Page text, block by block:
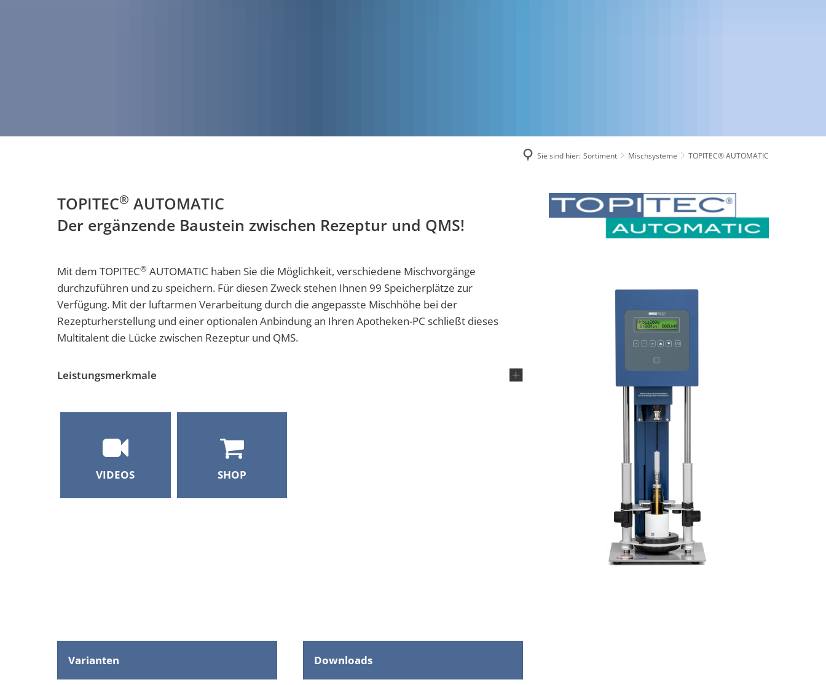
Sie sind hier: Sortiment Mischsysteme TOPITEC® AUTOMATIC
TOPITEC®
AUTOMATIC
TOPITEC® AUTOMATIC
Der ergänzende Baustein zwischen Rezeptur und QMS!
Mit dem TOPITEC® AUTOMATIC haben Sie die Möglichkeit, verschiedene Mischvorgänge
durchzuführen und zu speichern. Für diesen Zweck stehen Ihnen 99 Speicherplätze zur
Verfügung. Mit der luftarmen Verarbeitung durch die angepasste Mischhöhe bei der
Rezepturherstellung und einer optionalen Anbindung an Ihren Apotheken-PC schließt dieses
Multitalent die Lücke zwischen Rezeptur und QMS.
Leistungsmerkmale
VIDEOS SHOP
Varianten Downloads